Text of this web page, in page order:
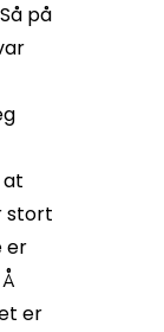
Så på
at
stort
er
er